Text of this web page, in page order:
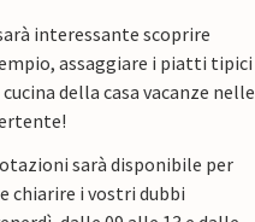
interessante scoprire
assaggiare i piatti tipici
della casa vacanze nelle
sarà disponibile per
chiarire i vostri dubbi